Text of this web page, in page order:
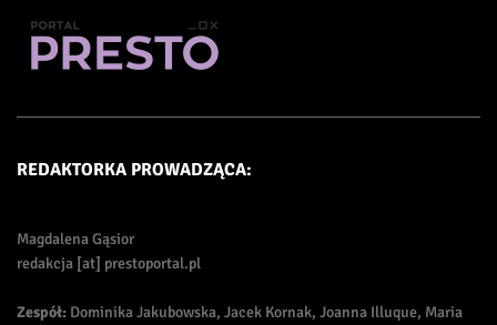
REDAKTORKA PROWADZĄCA:
Magdalena Gąsior
redakcja [at] prestoportal.pl
Zespół: Dominika Jakubowska, Jacek Kornak, Joanna Illuque, Maria